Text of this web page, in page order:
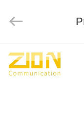
HAUS
LTD.